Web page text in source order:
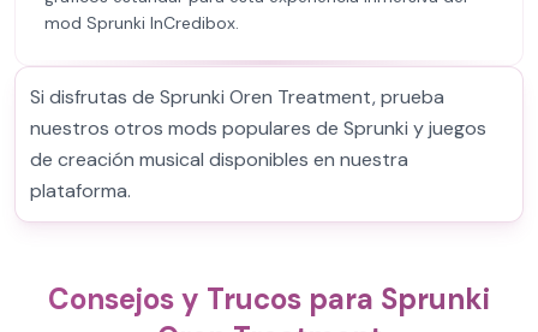
mod Sprunki InCredibox.
Si disfrutas de Sprunki Oren Treatment, prueba
nuestros otros mods populares de Sprunki y juegos
de creación musical disponibles en nuestra
plataforma.
Consejos y Trucos para Sprunki